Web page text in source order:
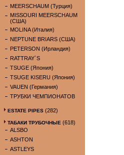
MEERSCHAUM (Турция)
MISSOURI MEERSCHAUM
(США)
MOLINA (Италия)
NEPTUNE BRIARS (США)
PETERSON (Ирландия)
RATTRAY`S
TSUGE (Япония)
TSUGE KISERU (Япония)
VAUEN (Германия)
ТРУБКИ ЧЕМПИОНАТОВ
ESTATE PIPES (282)
ТАБАКИ ТРУБОЧНЫЕ (618)
ALSBO
ASHTON
ASTLEYS